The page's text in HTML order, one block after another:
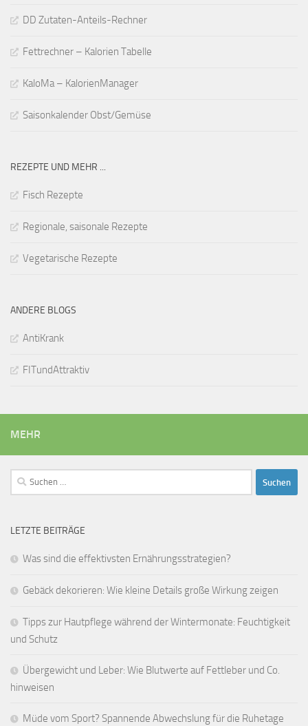
DD Zutaten-Anteils-Rechner
Fettrechner – Kalorien Tabelle
KaloMa – KalorienManager
Saisonkalender Obst/Gemüse
REZEPTE UND MEHR ...
Fisch Rezepte
Regionale, saisonale Rezepte
Vegetarische Rezepte
ANDERE BLOGS
AntiKrank
FITundAttraktiv
MEHR
Suchen
nach:
LETZTE BEITRÄGE
Was sind die effektivsten Ernährungsstrategien?
Gebäck dekorieren: Wie kleine Details große Wirkung zeigen
Tipps zur Hautpflege während der Wintermonate: Feuchtigkeit
und Schutz
Übergewicht und Leber: Wie Blutwerte auf Fettleber und Co.
hinweisen
Müde vom Sport? Spannende Abwechslung für die Ruhetage